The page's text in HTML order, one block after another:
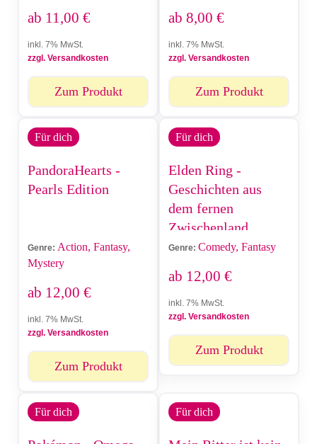
ab 11,00 €
inkl. 7% MwSt.
zzgl. Versandkosten
Zum Produkt
ab 8,00 €
inkl. 7% MwSt.
zzgl. Versandkosten
Zum Produkt
Für dich
PandoraHearts -
Pearls Edition
Genre: Action, Fantasy,
Mystery
ab 12,00 €
inkl. 7% MwSt.
zzgl. Versandkosten
Zum Produkt
Für dich
Elden Ring -
Geschichten aus
dem fernen
Zwischenland
Genre: Comedy, Fantasy
ab 12,00 €
inkl. 7% MwSt.
zzgl. Versandkosten
Zum Produkt
Für dich Für dich